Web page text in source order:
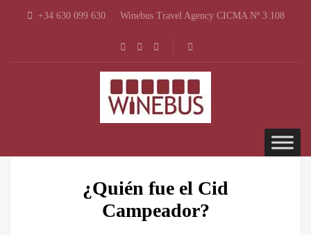
+34 630 099 630 Winebus Travel Agency CICMA Nº 3.108
¿Quién fue el Cid
Campeador?